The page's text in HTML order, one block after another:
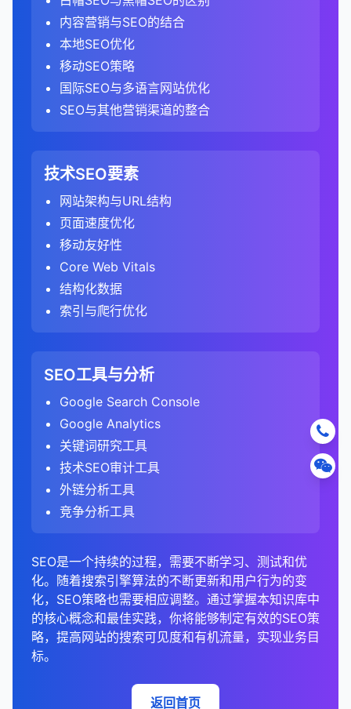
实施结构化数据，获取丰富片段。
优化内容以获取特色摘要。
优化标题标签和元描述，提高点击率。
管理本地搜索存在，优化本地商家信息。
优化图片和视频，提高在多媒体结果中的可见度。
SEO的主要战场。了解serps的结构和组成部分，以
及如何优化网站在serps中的表现，对于提高有机流
量和实现业务目标至关重要。随着搜索引擎算法的不
断发展，serps的结构也在不断演变，SEO专业人员
需要持续关注这些变化并调整他们的策略。
暂时移动，不应将链接权益转移到新URL。
307重定向：与302类似，但要求客户端端保持请
求方法不变。
308重定向：与301类似，但要求客户端保持请求
方法不变。
元刷新：通过HTML元标签签实现的重定向，不如
总结来说，301重定向是一种重要的技术，用于在
URL更改时维护用户体验和保留SEO价值。正确使用
301重定向可以确保确保网站迁移、URL结构更改或
内容合并不会对有机搜索流量产生负面影响。了解何
时以及如何使用301重定向是每个SEO专业人员必备
始终使用绝对URL，而不是相对URL。
确保规范URL指向有效的、可访问的页面。
避免将规范URL指向404页面或重定向页面。
不要设置相互冲突的规范标签（如A指向B，B指向
A）。
版本，同时使用canonical标签指向首选版本。
定期审核规范标签，确保它们仍然准确。
规范URL与其他技术的区别：
301重定向：
301重定向是服务器端的永久重定向，会将用户
和搜索引擎都引导到新URL。
规范URL是建议性的，不会自动重定向用户。
noindex标签告诉搜索引擎不要索引页面。
规范URL告诉搜索引擎索引哪个版本的页面。
总结来说，规范URL是解决重复内容问题和集中链接
权益的重要工具。通过正确实施规范URL，网站管理
员可以确保搜索引擎将链接权益集中到首选URL版
本，提高重要内容的排名潜力。规范URL应该是任何
全面SEO策略的重要组成部分，特别是对于内容丰富
或动态生成的网站。
Universal Analytics：关注单页会话与多页会话
的比例。
GA4：关注参与会话与总会话的比例，考虑了
更多的参与指标。
时间因素
Universal Analytics：不考虑停留时间，只考虑
GA4：将停留时间超过10秒作为参与会话的标
准之一。
指标名称：
Universal Analytics：使用"跳出率"作为主要指
标。
GA4：使用"参与率"作为主要指标，不再直接提
供跳出率。
对SEO和数据分析的影响：
跳出率/参与率数据不能直接比较。
的用户参与度评估，考虑了时间、互动和转化等多
个因素。
更准确的用户行为分析
：GA4的基于事件的模型可
以更准确地捕捉用户在单页应用和现代网站上的行
为。
需要调整分析方法
总结来说，GA4中的跳出率（通过参与率间接反映）
与旧版分析工具中的跳出率在定义和计算方法上有显
著差异。GA4采用了更全面的参与度评估方法，考虑
了停留时间、互动事件和转化等多个因素，而不仅仅
是页面浏览次数。这种变化反映了现代网站（特别是
单页应用）的用户行为特点，提供了更准确的用户参
和制定有效的SEO策略至关重要。
8. 综合分析和策略制定
综合所有分析结果，识别竞争对手的优势和劣势。
找出你可以利用的机会和需要应对的威胁。
制定差异化的SEO策略，以超越竞争对手。
设定明确的目标和关键绩效指标。
关键词研究工具：SEMrush、Ahrefs、Moz
Keyword Explorer
竞争分析工具 ：SEMrush、Ahrefs、SpyFu、
SimilarWeb
链接分析工具：Ahrefs、Majestic、Moz Link
Explorer
技术SEO工具：Screaming Frog、Google
Search Console、PageSpeed Insights
社交媒体分析工具：Hootsuite、Buffer、
Brandwatch
总结来说，SEO竞争分析是制定有效SEO策略的关键
步骤。通过全面分析竞争对手的关键词排名、内容策
略、链接概况、技术SEO和用户体验，你可以识别机
会、发现差距，并制定差异化的策略来提高你的搜索
可见度。定期进行竞争分析可以帮助你保持领先地
位，并适应不断变化的搜索环境。
监控网站是否存在安全问题。
及时修复任何安全威胁，避免网站被标记为不安
全。
手动操作报告：
检查网站是否受到Google的手动操作处罚。
结构化数据报告：
监控结构化数据的实施状态。
识别结构化数据错误，以获取丰富片段。
面包屑导航报告
监控面包屑导航的实施状态。
修复面包屑导航问题，改善搜索结果展示。
AMP报告：
确显示。
5. 提交和监控更改
URL提交：
提交新页面或更新的页面以进行索引。
加速Google对重要页面的索引。
更改地址工具
：
移除URL工具：
请求从Google索引中移除特定URL。
处理敏感信息泄露等紧急情况。
Google Search Console最佳实践
设置自定义提醒，及时了解重要问题。
度。
这些指标反映了用户对网站内容的兴趣和参与
度。
3. 分析转化
转化路径分析 ：
了解哪些页面和路径最有可能导致转化。
转化漏斗分析 ：
设置和分析转化漏斗，了解有机搜索访客在转化
过程中的流失点。
优化漏斗中的薄弱环节，提高转化率。
有机搜索转化价值：
分析有机搜索流量带来的转化价值。
比较不同关键词、页面和流量来源的转化价值。
由于Google的关键词加密政策，Google
在Universal Analytics中，可以在"获取" > "搜索
控制台" > "查询"报告中查看一些关键词数据。
在GA4中，关键词数据更加有限，建议结合
Google Search Console进行关键词分析。
5. 分析移动与桌面表现
比较移动、桌面和 tablet 设备的流量、跳出率、
停留时间和转化率。
识别设备特定的问题和机会。
6. 创建自定义报告和仪表板
创建自定义报告，专注于对SEO最重要的指标。
设置SEO仪表板，集中展示关键的SEO指标和趋
识别排名下降的页面，并找出原因。
分析竞争对手的排名策略。
C. 内容分析
分析表现最佳的内容类型和主题。
识别内容差距，即用户需求但网站尚未覆盖的主
分析内容的深度和质量。
评估内容的新鲜度和时效性。
D. 用户行为分析
分析有机搜索访客的跳出率、停留时间和页面浏览
量。
分析用户在网站上的浏览路径和行为流。
评估移动用户体验。
E. 转化分析
分析有机搜索流量的转化率和转化价值。
识别转化路径和关键转化页面。
分析转化漏斗，找出流失点。
比较不同关键词和页面的转化表现。
F. 技术SEO分析
检查爬行错误和索引问题。
评估页面速度和Core Web Vitals表现。
分析网站架构和内部链接结构。
G. 链接分析
分析外链概况，包括数量、质量和多样性。
识别高价值的链接来源。
分析锚文本分布。
数据可视化使基于数据的决策更容易。
通过直观地展示数据和趋势，可以减少决策中的主
观因素。
这有助于制定更有效的SEO策略和优化措施。
6. 监控进度和效果
可视化报告可以帮助展示SEO工作的价值和成果。
SEO中常见的数据可视化类型
趋势图/线图：显示随时间变化的数据，如有机搜
索流量、排名变化等。
柱状图/条形图：比较不同类别或时间段的数据，
如不同页面的流量、不同关键词的排名等。
饼图/环形图：显示部分与整体的关系，如流量来
转化率的关系。
布。
树状图：显示层次结构数据，如网站结构、内容分
类等。
地图：显示地理分布数据，如来自不同地区的流
量。
仪表板：综合展示多个相关指标，提供整体性能视
SEO数据可视化工具
Google Data Studio：免费的可视化工具，可以
连接多种数据源。
Tableau：强大的商业智能和可视化工具。
SEMrush/Ahrefs/Moz：SEO工具通常包含内置
高搜索量通常意味着更多的潜在流量，但也意味
着更高的竞争。
竞争度
评估在有机搜索中排名特定关键词的难度。
大多数工具使用1-100的分数表示竞争度。
力。
考虑因素包括当前排名网站的权威性、内容质量
和链接概况。
点击率（CTR）：
了解搜索特定关键词的用户点击搜索结果的比
例。
高CTR表明关键词有较高的用户兴趣。
转化价值：
季节性：
分析关键词搜索量的季节性变化。
这有助于规划内容和营销活动。
4. 分析搜索意图
信息型意图：用户寻求信息或答案。
导航型意图：用户试图访问特定网站。
交易型意图：用户准备购买产品或服务。
在未来购买。
分析搜索结果页面（SERPs）以确定主导的搜索意
图。
确保目标关键词的内容与搜索意图匹配。
5. 组织和优先级排序
将相似的关键词分组，便于内容规划。
启用JavaScript渲染，以审计JavaScript生成
的内容。
配置认证，以审计需要登录的页面。
设置自定义HTTP头。
3. 运行技术审计
大型网站可能需要分段审计或使用更强大的工具。
4. 分析审计报告
A. 爬行和索引问题
爬行错误：404错误、服务器错误、重定向链等。
索引问题 ：noindex标签、canonical标签问题、重
复内容等。
爬行预算问题：低价值页面消耗爬行预算、爬行深
标题标签 ：缺失、重复、过长或过短的标题标签。
元描述：缺失、重复、过长或过短的元描述。
H1标签：缺失、重复、多个H1标签等问题。
图片优化：缺失alt文本、未压缩图片、图片尺寸问
题等。
URL结构：过长URL、非SEO友好URL、参数问题
等。
页面速度：加载时间长、未优化的资源、渲染阻塞
资源等。
Core Web Vitals：LCP、FID、CLS问题。
服务器响应时间：TTFB（Time to First Byte）问
题。
页面权威性：评估具体链接页面的权威性。
链接相关性：分析链接来源网站与你的网站的主题
相关性。
链接位置：分析链接在页面上的位置（如内容内、
侧边栏、页脚）。
C. 锚文本分析
识别过度优化的锚文本，避免被视为操纵。
确保锚文本多样化，包括品牌词、通用词和精确匹
配关键词。
D. 链接增长趋势
分析外链增长趋势，了解链接建设的效果。
识别异常的链接增长或下降，可能表明算法更新或
手动操作。
E. 链接来源分析
分析链接来源的行业分布。
分析链接来源的网站类型（如博客、新闻网站、论
坛等）。
3. 分析竞争对手的外链概况
比较外链指标：
识别差距和机会。
分析竞争对手的链接来源：
识别竞争对手的主要链接来源。
找出你可以争取的高质量链接机会。
分析竞争对手的链接策略
识别他们使用的内容类型和链接获取方法。
分析这些页面的排名关键词和搜索量。
识别排名下降的页面，并找出原因。
B. 用户参与度分析
分析页面的跳出率、停留时间和页面浏览量。
识别高跳出率页面，并分析原因（如内容质量、相
C. 转化分析
分析内容页面的转化率和转化价值。
识别最有效的转化路径和内容。
分析内容对转化漏斗的贡献。
3. 分析内容质量和优化机会
A. 关键词使用分析
确保关键词使用自然，避免过度优化。
B. 内容结构分析
分析标题层级（H1、H2、H3等）的使用。
评估内容的可读性和格式（如段落长度、列表使
用、图片等）。
检查内容的深度和全面性。
C. 内容新鲜度分析
识别需要更新的过时内容。
评估内容的时效性和相关性。
D. 内容重复分析
识别网站内部的重复内容。
分析与竞争对手内容的相似性。
解决重复内容问题，提高内容独特性。
2. 分析竞争对手的关键词策略
关键词排名分析
识别竞争对手排名的关键词。
分析这些关键词的搜索量、竞争度和转化价值。
识别竞争对手排名但你未排名的高价值关键词。
搜索意图分析：
分析竞争对手针对不同搜索意图的关键词策略。
评估他们如何覆盖信息型、导航型、商业调查型
和交易型关键词。
3. 分析竞争对手的内容策略
评估他们的内容深度和广度。
内容类型分析：
分析竞争对手使用的内容类型（如博客、指南、
视频、信息图表等）。
评估不同内容类型的表现。
内容质量分析
：
评估竞争对手内容的质量、原创性和价值。
分析竞争对手的内容更新频率。
评估他们的内容新鲜度和时效性。
4. 分析竞争对手的链接策略
链接概况分析：
分析链接增长趋势。
内容营销与SEO的结合
本地SEO优化
移动SEO策略
国际SEO与多语言网站优化
SEO与其他营销渠道的整合
技术SEO要素
网站架构与URL结构
页面速度优化
移动友好性
Core Web Vitals
结构化数据
索引与爬行优化
SEO工具与分析
Google Search Console
Google Analytics
关键词研究工具
技术SEO审计工具
外链分析工具
竞争分析工具
SEO是一个持续的过程，需要不断学习、测试和优
化。随着搜索引擎算法的不断更新和用户行为的变
化，SEO策略也需要相应调整。通过掌握本知识库中
的核心概念和最佳实践，你将能够制定有效的SEO策
略，提高网站的搜索可见度和有机流量，实现业务目
标。
返回首页